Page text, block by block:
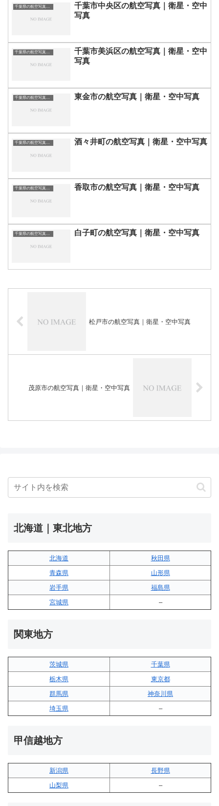
千葉市中央区の航空写真｜衛星・空中
写真
千葉市美浜区の航空写真｜衛星・空中
写真
東金市の航空写真｜衛星・空中写真
千葉県の航空写真・空中写真 酒々井町の航空写真｜衛星・空中写真
千葉県の航空写真・空中写真 香取市の航空写真｜衛星・空中写真
千葉県の航空写真・空中写真 白子町の航空写真｜衛星・空中写真
松戸市の航空写真｜衛星・空中写真
茂原市の航空写真｜衛星・空中写真
北海道｜東北地方
北海道
秋田県
青森県
山形県
岩手県
福島県
宮城県
–
関東地方
茨城県
千葉県
栃木県
東京都
群馬県
神奈川県
埼玉県
–
甲信越地方
新潟県
長野県
山梨県
–